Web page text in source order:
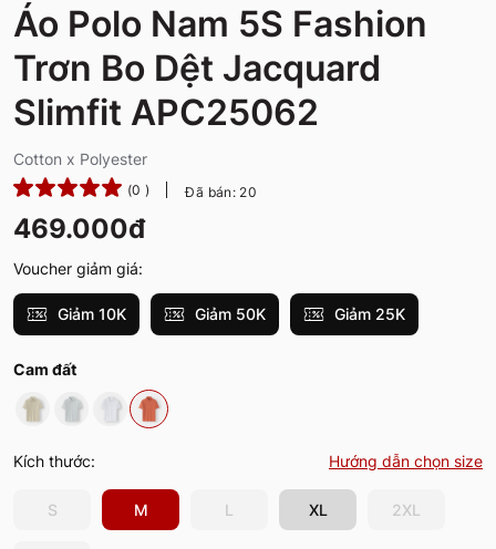
Áo Polo Nam 5S Fashion
Trơn Bo Dệt Jacquard
Slimfit APC25062
Cotton x Polyester
(0 ) Đã bán: 20
469.000đ
Voucher giảm giá:
Giảm 10K Giảm 50K Giảm 25K
Cam đất
Kích thước: Hướng dẫn chọn size
S M L XL 2XL